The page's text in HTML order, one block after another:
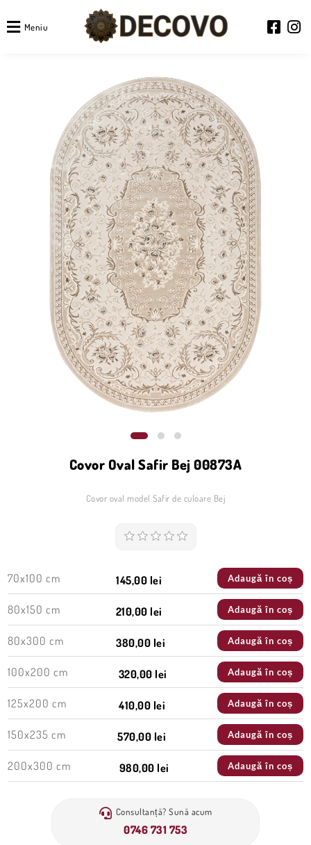
Meniu
Covor Oval Safir Bej 00873A
Covor oval model Safir de culoare Bej
70x100 cm 145,00 lei Adaugă în coș
80x150 cm 210,00 lei Adaugă în coș
80x300 cm 380,00 lei Adaugă în coș
100x200 cm 320,00 lei Adaugă în coș
125x200 cm 410,00 lei Adaugă în coș
150x235 cm 570,00 lei Adaugă în coș
200x300 cm 980,00 lei Adaugă în coș
Consultanță? Sună acum
0746 731 753